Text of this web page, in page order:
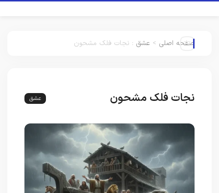
صفحه اصلی > عشق : نجات فلک مشحون
نجات فلک مشحون عشق